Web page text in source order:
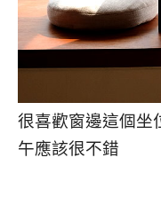
很喜歡窗邊這個坐
午應該很不錯